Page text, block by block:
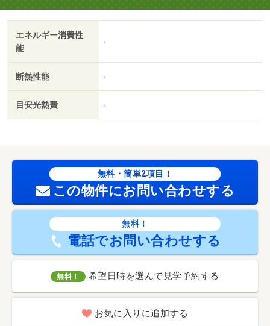
エネルギー消費性
能
-
断熱性能 -
目安光熱費 -
無料・簡単2項目！
この物件にお問い合わせする
無料！
電話でお問い合わせする
無料！ 希望日時を選んで見学予約する
お気に入りに追加する